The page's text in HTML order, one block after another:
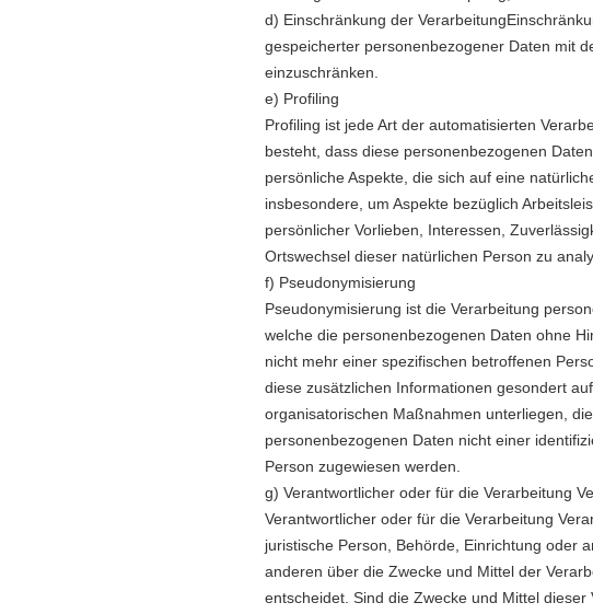
d) Einschränkung der Verarbeitung
gespeicherter personenbezogener Daten mit
einzuschränken.
e) Profiling
Profiling ist jede Art der automatisierten
besteht, dass diese personenbezogenen
persönliche Aspekte, die sich auf eine
insbesondere, um Aspekte bezüglich
persönlicher Vorlieben, Interessen,
Ortswechsel dieser natürlichen Person zu
f) Pseudonymisierung
Pseudonymisierung ist die Verarbeitung
welche die personenbezogenen Daten ohne
nicht mehr einer spezifischen betroffenen
diese zusätzlichen Informationen gesondert
organisatorischen Maßnahmen unterliegen,
personenbezogenen Daten nicht einer
Person zugewiesen werden.
g) Verantwortlicher oder für die Verarbeitung
Verantwortlicher oder für die Verarbeitung
juristische Person, Behörde, Einrichtung oder
anderen über die Zwecke und Mittel der
entscheidet. Sind die Zwecke und Mittel